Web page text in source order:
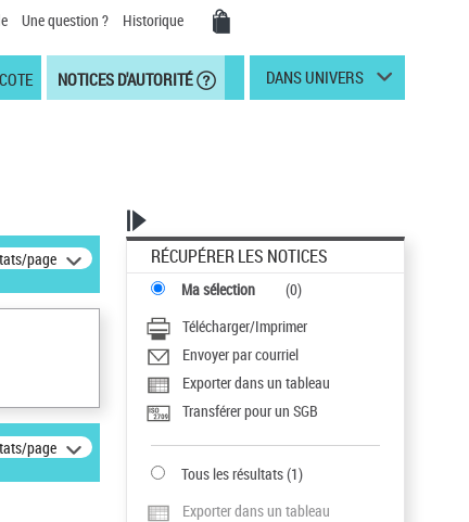
Une question ? Historique
COTE NOTICES D'AUTORITÉ DANS UNIVERS
page
page
RÉCUPÉRER LES NOTICES
Ma sélection (0)
Télécharger/Imprimer
Envoyer par courriel
Exporter dans un tableau
Transférer pour un SGB
Tous les résultats(1)
Exporter dans un tableau